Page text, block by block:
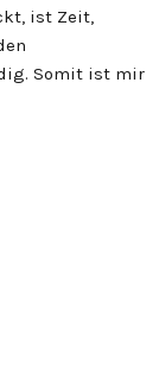
ist Zeit,
Somit ist mir